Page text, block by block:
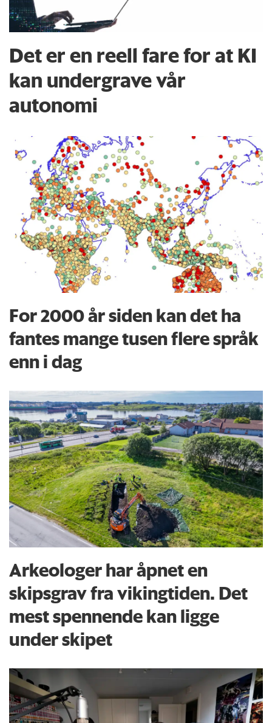
Det er en reell fare for at KI
kan undergrave vår
autonomi
For 2000 år siden kan det ha
fantes mange tusen flere språk
enn i dag
Arkeologer har åpnet en
skipsgrav fra vikingtiden. Det
mest spennende kan ligge
under skipet